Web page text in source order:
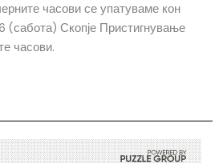
часови се упатуваме кон
(сабота) Скопје Пристигнување
часови.